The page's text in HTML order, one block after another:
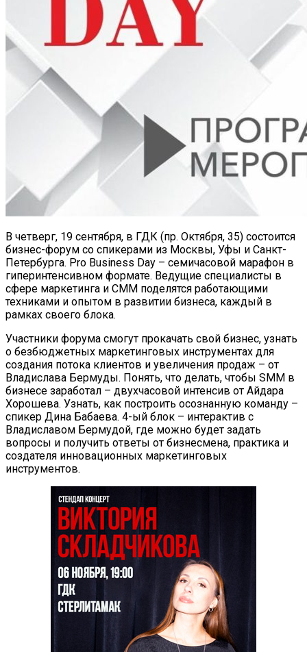
В четверг, 19 сентября, в ГДК (пр. Октября, 35) состоится
бизнес-форум со спикерами из Москвы, Уфы и Санкт-
Петербурга. Pro Business Day – семичасовой марафон в
гиперинтенсивном формате. Ведущие специалисты в
сфере маркетинга и CMM поделятся работающими
техниками и опытом в развитии бизнеса, каждый в
рамках своего блока.
Участники форума смогут прокачать свой бизнес, узнать
о безбюджетных маркетинговых инструментах для
создания потока клиентов и увеличения продаж – от
Владислава Бермуды. Понять, что делать, чтобы SMM в
бизнесе заработал – двухчасовой интенсив от Айдара
Хорошева. Узнать, как построить осознанную команду –
спикер Дина Бабаева. 4-ый блок – интерактив с
Владиславом Бермудой, где можно будет задать
вопросы и получить ответы от бизнесмена, практика и
создателя инновационных маркетинговых
инструментов.